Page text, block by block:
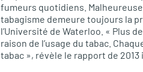
fumeurs quotidiens.
tabagisme demeure toujours la
l’Université de Waterloo. « Plus
raison de l’usage du tabac.
tabac », révèle le rapport de